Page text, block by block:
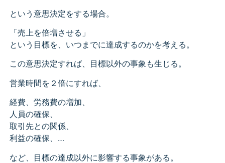
という意思決定をする場合。
「売上を倍増させる」
という目標を、いつまでに達成するのかを考える。
この意思決定すれば、目標以外の事象も生じる。
営業時間を２倍にすれば、
経費、労務費の増加、
人員の確保、
取引先との関係、
利益の確保、…
など、目標の達成以外に影響する事象がある。